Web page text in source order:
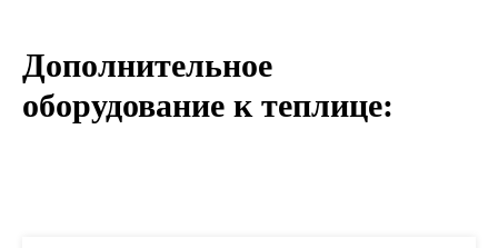
Дополнительное
оборудование к теплице: